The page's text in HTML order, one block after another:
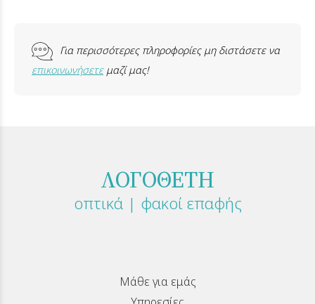
Για περισσότερες πληροφορίες μη διστάσετε να
επικοινωνήσετεμαζί μας!
ΛΟΓΟΘΕΤΗ
οπτικά | φακοί επαφής
Μάθε για εμάς